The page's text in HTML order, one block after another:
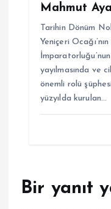
Mahmut
Tarihin Dönüm
Yeniçeri
yayılmasında ve
önemli rolü
yüzyılda kurulan…
Bir yanıt